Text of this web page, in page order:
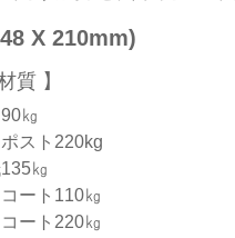
X 210mm)
質
㎏
スト220kg
135㎏
ート110㎏
ート220㎏